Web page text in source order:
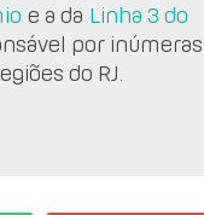
e a da Linha 3 do
por inúmeras
do RJ.